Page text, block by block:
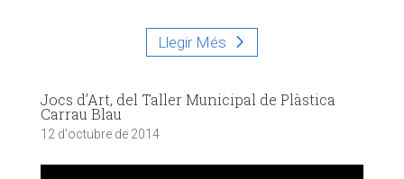
Llegir Més
Jocs d’Art, del Taller Municipal de Plàstica
Carrau Blau
12 d'octubre de 2014